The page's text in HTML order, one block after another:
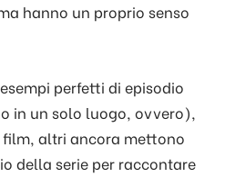
hanno un proprio senso
perfetti di episodio
in un solo luogo, ovvero),
altri ancora mettono
della serie per raccontare